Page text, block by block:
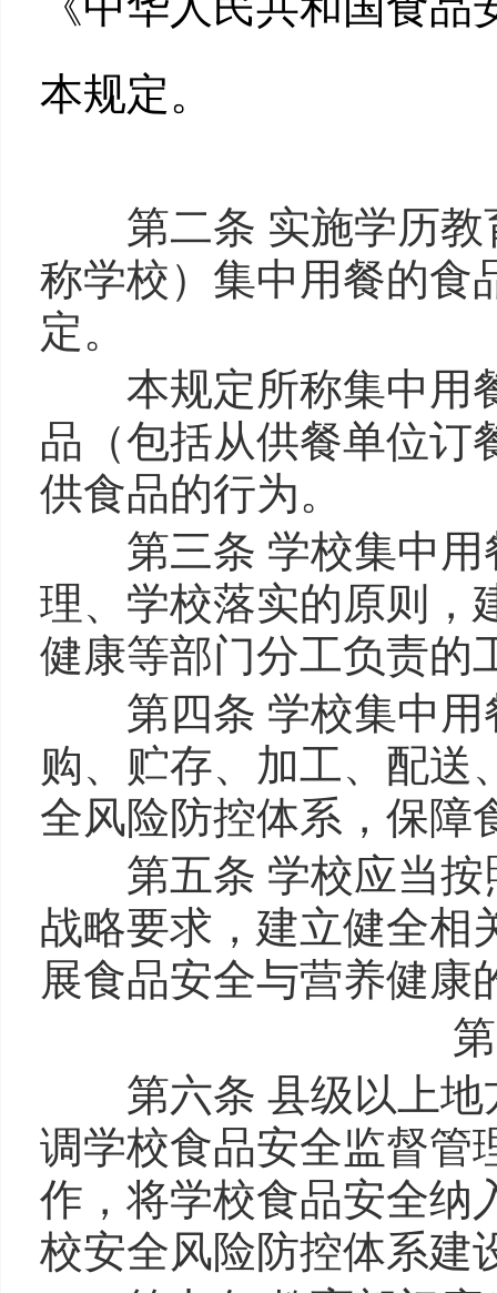
本规定。
第二条 实施学历教
称学校）集中用餐的食
定。
本规定所称集中用餐
品（包括从供餐单位订
供食品的行为。
第三条 学校集中用
理、学校落实的原则，
健康等部门分工负责的
第四条 学校集中用
购、贮存、加工、配送
全风险防控体系，保障
第五条 学校应当按
战略要求，建立健全相
展食品安全与营养健康
第六条 县级以上地
调学校食品安全监督管
作，将学校食品安全纳
校安全风险防控体系建